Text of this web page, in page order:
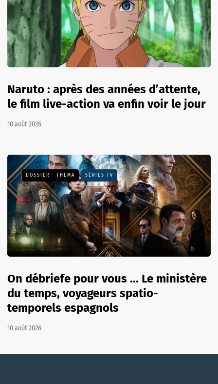
Naruto : après des années d’attente,
le film live-action va enfin voir le jour
10 août 2026
DOSSIER - THEMA SÉRIES TV
On débriefe pour vous ... Le ministère
du temps, voyageurs spatio-
temporels espagnols
10 août 2026